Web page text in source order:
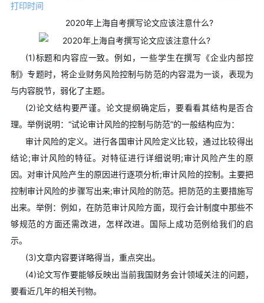
打印时间
2020年上海自考撰写论文应该注意什么?
(1)标题和内容应一致。例如，一些学生在撰写《企业内部控
制》专题时，将企业财务风险控制与防范的内容混为一谈，表现为
与内容脱节，弱化了主题。
(2)论文结构要严谨。论文提纲确定后，要看看其结构是否合
理。举例说明：“试论审计风险的控制与防范”的一般结构应为：
审计风险的定义。进行各国审计风险定义比较，通过比较得出
结论;审计风险的特征。对特征进行详细说明;审计风险产生的原
因。对审计风险产生的原因进行逐项分析;审计风险的控制。主要把
控制审计风险的步骤写出来;审计风险的防范。把防范的主要措施写
出来。举例：例如，在防范审计风险方面，现行会计制度中那些不
够规范的方面还需改进，怎样改进。国际上成功范例给我们的启
示。
(3)文章内容要详略得当，重点突出。
(4)论文写作要能够反映出当前我国财务会计领域关注的问题，
要看近几年的相关刊物。